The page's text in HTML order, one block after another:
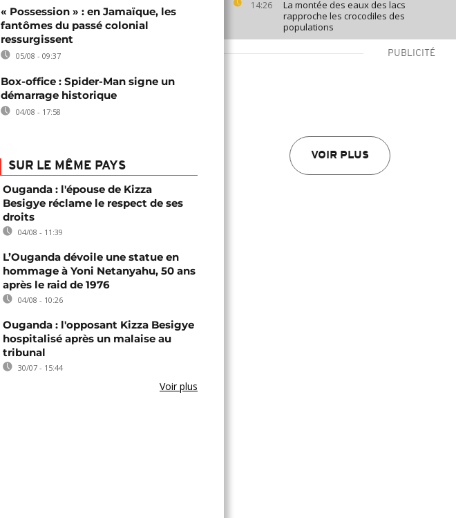
14:26
La montée des eaux des lacs
rapproche les crocodiles des
populations
PUBLICITÉ
VOIR PLUS
« Possession » : en Jamaïque, les
fantômes du passé colonial
ressurgissent
05/08 - 09:37
Box-office : Spider-Man signe un
démarrage historique
04/08 - 17:58
SUR LE MÊME PAYS
Ouganda : l'épouse de Kizza
Besigye réclame le respect de ses
droits
04/08 - 11:39
L’Ouganda dévoile une statue en
hommage à Yoni Netanyahu, 50 ans
après le raid de 1976
04/08 - 10:26
Ouganda : l'opposant Kizza Besigye
hospitalisé après un malaise au
tribunal
30/07 - 15:44
Voir plus